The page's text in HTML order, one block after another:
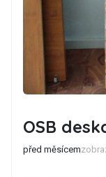
OSB
před měsícem